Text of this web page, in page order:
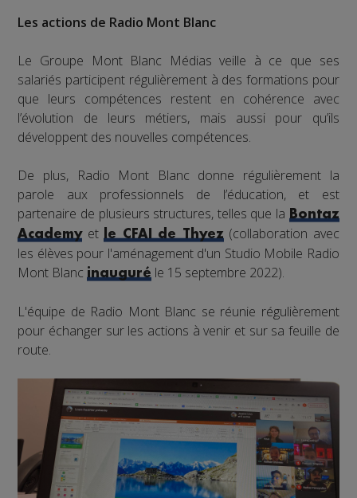
Les actions de Radio Mont Blanc
Le Groupe Mont Blanc Médias veille à ce que ses
salariés participent régulièrement à des formations pour
que leurs compétences restent en cohérence avec
l’évolution de leurs métiers, mais aussi pour qu’ils
développent des nouvelles compétences.
De plus, Radio Mont Blanc donne régulièrement la
parole aux professionnels de l’éducation, et est
partenaire de plusieurs structures, telles que la
Bontaz
Academyet le CFAI de Thyez(collaboration avec
les élèves pour l'aménagement d'un Studio Mobile Radio
Mont Blancinauguré le 15 septembre 2022).
L'équipe de Radio Mont Blanc se réunie régulièrement
pour échanger sur les actions à venir et sur sa feuille de
route.